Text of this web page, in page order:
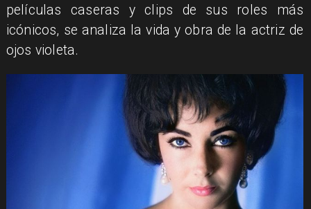
películas caseras y clips de sus roles más
icónicos, se analiza la vida y obra de la actriz de
ojos violeta.